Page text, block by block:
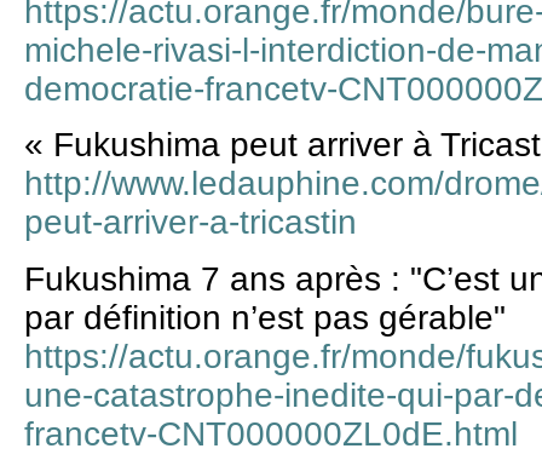
https://actu.orange.fr/monde/
michele-rivasi-l-interdiction-de-
democratie-francetv-
« Fukushima peut arriver à
http://www.ledauphine.com/
peut-arriver-a-tricastin
Fukushima 7 ans après : "C’est
par définition n’est pas gérable"
https://actu.orange.fr/monde/
une-catastrophe-inedite-qui-par-
francetv-CNT000000ZL0dE.html